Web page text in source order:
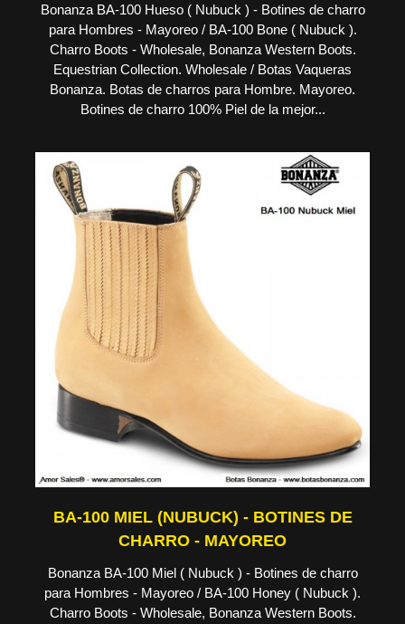
Bonanza BA-100 Hueso ( Nubuck ) - Botines de charro
para Hombres - Mayoreo / BA-100 Bone ( Nubuck ).
Charro Boots - Wholesale, Bonanza Western Boots.
Equestrian Collection. Wholesale / Botas Vaqueras
Bonanza. Botas de charros para Hombre. Mayoreo.
Botines de charro 100% Piel de la mejor...
BA-100 MIEL (NUBUCK) - BOTINES DE
CHARRO - MAYOREO
Bonanza BA-100 Miel ( Nubuck ) - Botines de charro
para Hombres - Mayoreo / BA-100 Honey ( Nubuck ).
Charro Boots - Wholesale, Bonanza Western Boots.